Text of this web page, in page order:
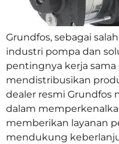
Grundfos, sebagai
industri pompa dan
pentingnya kerja
mendistribusikan
dealer resmi Grundfos
dalam
memberikan layanan
mendukung